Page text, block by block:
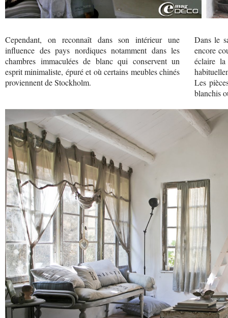
Cependant, on reconnaît dans son intérieur une
influence des pays nordiques notamment dans les
chambres immaculées de blanc qui conservent un
esprit minimaliste, épuré et où certains meubles chinés
proviennent de Stockholm.
Dans le
encore
éclaire
Les
blanchis